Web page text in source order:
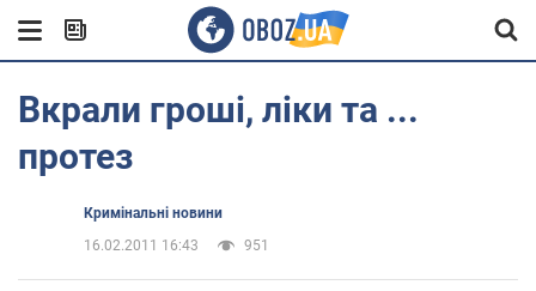
Вкрали гроші, ліки та ...
протез
Кримінальні новини
16.02.2011 16:43
951